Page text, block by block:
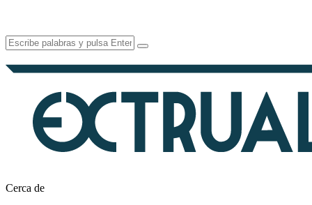
Cerca de